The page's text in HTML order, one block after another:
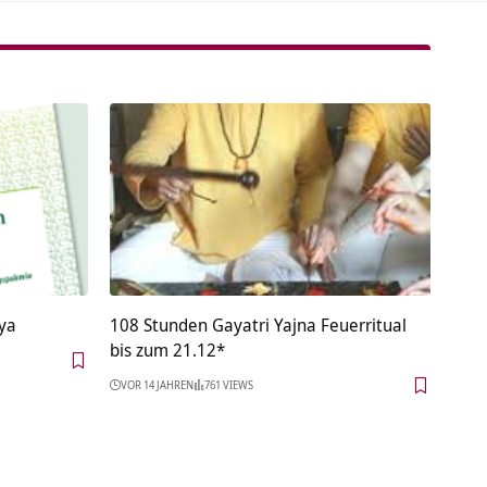
108 Stunden Gayatri Yajna Feuerritual
bis zum 21.12*
VOR 14 JAHREN 761 VIEWS